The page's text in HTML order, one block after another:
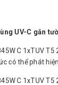
UV-C gắn
C 1xTUV
có thể phát
C 1xTUV